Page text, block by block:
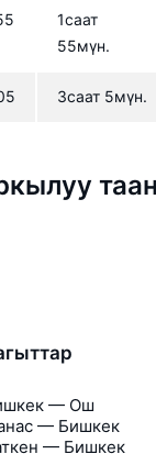
1саат
55мүн.
3саат 5мүн.
— Ош
— Бишкек
— Бишкек